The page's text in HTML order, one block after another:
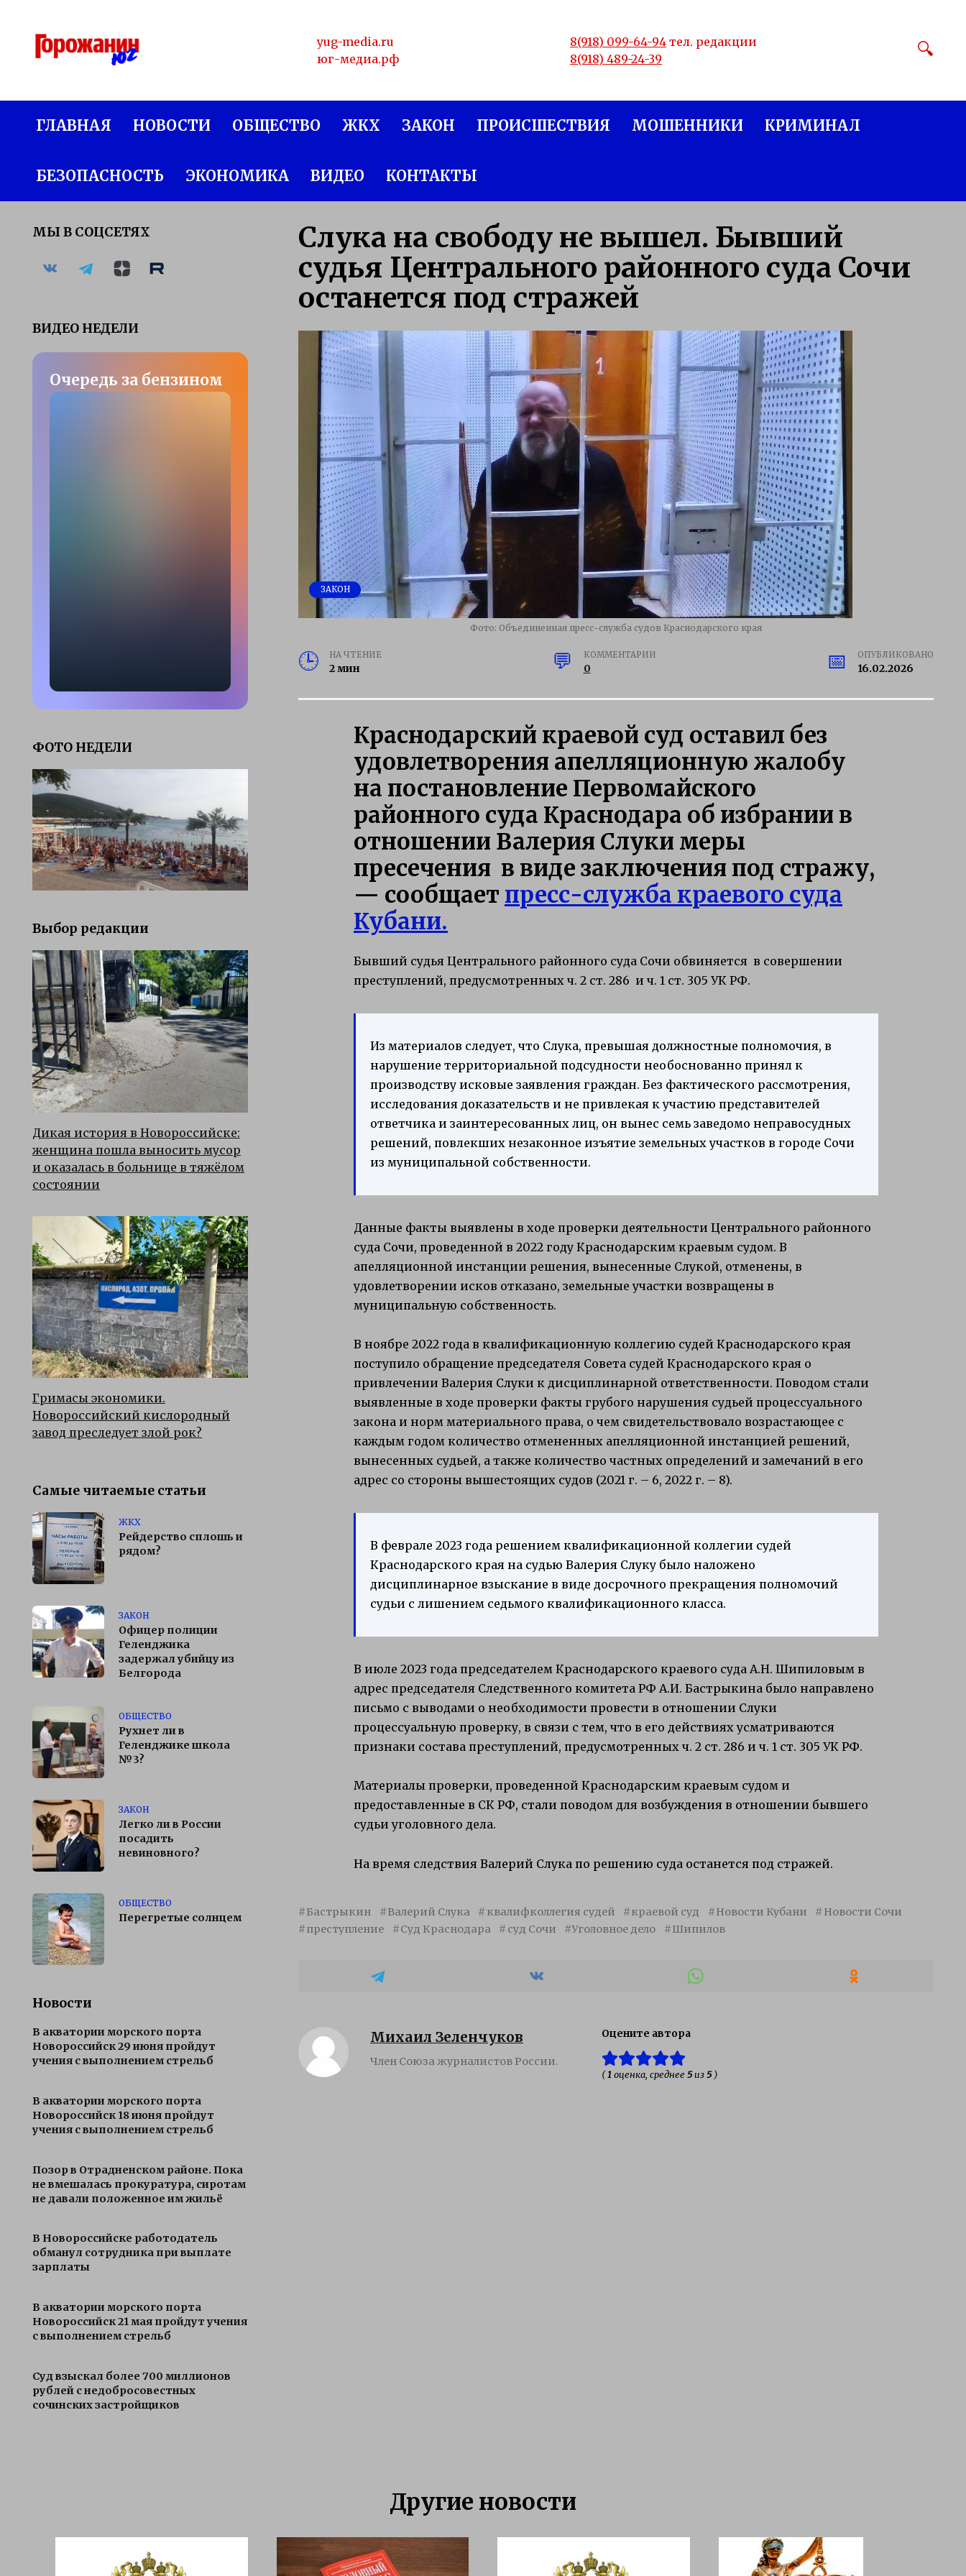
содержанию
yug-media.ru
юг-медиа.рф
8(918) 099-64-94тел. редакции
8(918) 489-24-39
ГЛАВНАЯ НОВОСТИ ОБЩЕСТВО ЖКХ ЗАКОН ПРОИСШЕСТВИЯ МОШЕННИКИ КРИМИНАЛ
БЕЗОПАСНОСТЬ ЭКОНОМИКА ВИДЕО КОНТАКТЫ
Слука на свободу не вышел. Бывший
судья Центрального районного суда Сочи
останется под стражей
ЗАКОН
Фото: Объединенная пресс-служба судов Краснодарского края
НА ЧТЕНИЕ
2 мин
КОММЕНТАРИИ
0
ОПУБЛИКОВАНО
16.02.2026
Краснодарский краевой суд оставил без
удовлетворения апелляционную жалобу
на постановление Первомайского
районного суда Краснодара об избрании в
отношении Валерия Слуки меры
пресечения в виде заключения под стражу,
— сообщает пресс-служба краевого суда
Кубани.
Бывший судья Центрального районного суда Сочи обвиняется в совершении
преступлений, предусмотренных ч. 2 ст. 286 и ч. 1 ст. 305 УК РФ.
Из материалов следует, что Слука, превышая должностные полномочия, в
нарушение территориальной подсудности необоснованно принял к
производству исковые заявления граждан. Без фактического рассмотрения,
исследования доказательств и не привлекая к участию представителей
ответчика и заинтересованных лиц, он вынес семь заведомо неправосудных
решений, повлекших незаконное изъятие земельных участков в городе Сочи
из муниципальной собственности.
Данные факты выявлены в ходе проверки деятельности Центрального районного
суда Сочи, проведенной в 2022 году Краснодарским краевым судом. В
апелляционной инстанции решения, вынесенные Слукой, отменены, в
удовлетворении исков отказано, земельные участки возвращены в
муниципальную собственность.
В ноябре 2022 года в квалификационную коллегию судей Краснодарского края
поступило обращение председателя Совета судей Краснодарского края о
привлечении Валерия Слуки к дисциплинарной ответственности. Поводом стали
выявленные в ходе проверки факты грубого нарушения судьей процессуального
закона и норм материального права, о чем свидетельствовало возрастающее с
каждым годом количество отмененных апелляционной инстанцией решений,
вынесенных судьей, а также количество частных определений и замечаний в его
адрес со стороны вышестоящих судов (2021 г. – 6, 2022 г. – 8).
В феврале 2023 года решением квалификационной коллегии судей
Краснодарского края на судью Валерия Слуку было наложено
дисциплинарное взыскание в виде досрочного прекращения полномочий
судьи с лишением седьмого квалификационного класса.
В июле 2023 года председателем Краснодарского краевого суда А.Н. Шипиловым в
адрес председателя Следственного комитета РФ А.И. Бастрыкина было направлено
письмо с выводами о необходимости провести в отношении Слуки
процессуальную проверку, в связи с тем, что в его действиях усматриваются
признаки состава преступлений, предусмотренных ч. 2 ст. 286 и ч. 1 ст. 305 УК РФ.
Материалы проверки, проведенной Краснодарским краевым судом и
предоставленные в СК РФ, стали поводом для возбуждения в отношении бывшего
судьи уголовного дела.
На время следствия Валерий Слука по решению суда останется под стражей.
Бастрыкин Валерий Слука квалифколлегия судей краевой суд Новости Кубани
Новости Сочи
преступление
Суд Краснодара суд Сочи Уголовное дело Шипилов
Михаил Зеленчуков
Член Союза журналистов России.
Оцените автора
(1оценка, среднее 5из5)
МЫ В СОЦСЕТЯХ
ВИДЕО НЕДЕЛИ
Очередь за бензином
ФОТО НЕДЕЛИ
Выбор редакции
Дикая история в Новороссийске:
женщина пошла выносить мусор
и оказалась в больнице в тяжёлом
состоянии
Гримасы экономики.
Новороссийский кислородный
завод преследует злой рок?
Самые читаемые статьи
ЖКХ
Рейдерство сплошь и
рядом?
ЗАКОН
Офицер полиции
Геленджика
задержал убийцу из
Белгорода
ОБЩЕСТВО
Рухнет ли в
Геленджике школа
№3?
ЗАКОН
Легко ли в России
посадить
невиновного?
ОБЩЕСТВО
Перегретые солнцем
Новости
В акватории морского порта
Новороссийск 29 июня пройдут
учения с выполнением стрельб
В акватории морского порта
Новороссийск 18 июня пройдут
учения с выполнением стрельб
Позор в Отрадненском районе. Пока
не вмешалась прокуратура, сиротам
не давали положенное им жильё
В Новороссийске работодатель
обманул сотрудника при выплате
зарплаты
В акватории морского порта
Новороссийск 21 мая пройдут учения
с выполнением стрельб
Суд взыскал более 700 миллионов
рублей с недобросовестных
сочинских застройщиков
Другие новости